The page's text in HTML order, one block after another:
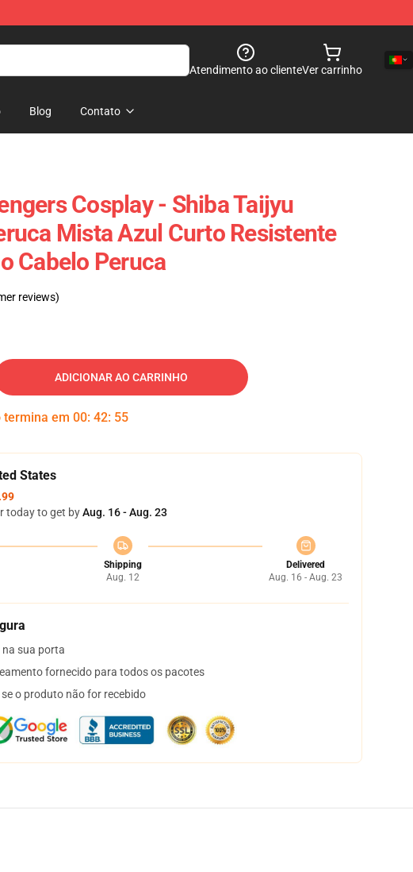
Atendimento ao clienteVer carrinho
Blog Contato
Cosplay - Shiba Taijyu
Mista Azul Curto Resistente
Cabelo Peruca
reviews)
ADICIONAR AO CARRINHO
termina em 00: 42: 53
States
today to get byAug. 16 - Aug. 23
Shipping
Aug. 12
Delivered
Aug. 16 - Aug. 23
sua porta
fornecido para todos os pacotes
o produto não for recebido